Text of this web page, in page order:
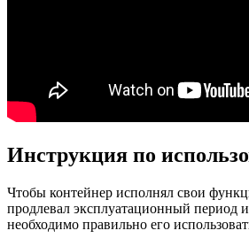
Инструкция по
Чтобы контейнер исполнял свои
продлевал эксплуатационный период
необходимо правильно его